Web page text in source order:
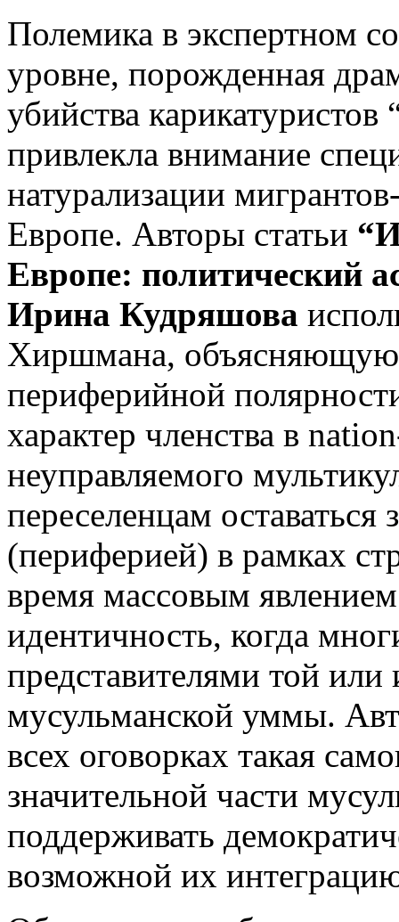
Полемика в экспертном
уровне, порожденная
убийства
привлекла внимание
натурализации
Европе. Авторы статьи
Европе: политический
Ирина Кудряшова
Хиршмана, объясняющую
периферийной
характер членства в
неуправляемого
переселенцам
(периферией) в рамках
время массовым
идентичность, когда
представителями той
мусульманской уммы.
всех оговорках такая
значительной части
поддерживать
возможной их